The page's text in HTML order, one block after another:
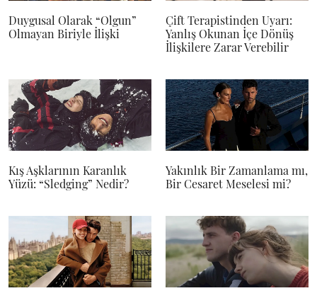
Duygusal Olarak “Olgun”
Olmayan Biriyle İlişki
Çift Terapistinden Uyarı:
Yanlış Okunan İçe Dönüş
İlişkilere Zarar Verebilir
Kış Aşklarının Karanlık
Yüzü: “Sledging” Nedir?
Yakınlık Bir Zamanlama mı,
Bir Cesaret Meselesi mi?